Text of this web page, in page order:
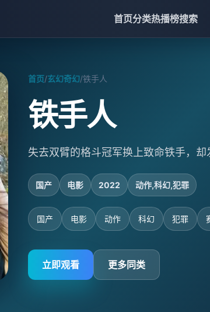
首页分类热播榜搜索
首页/玄幻奇幻/铁手人
铁手人
失去双臂的格斗冠军换上致命铁手，却
国产 电影 2022 动作,科幻,犯罪
国产 电影 动作 科幻 犯罪
立即观看 更多同类